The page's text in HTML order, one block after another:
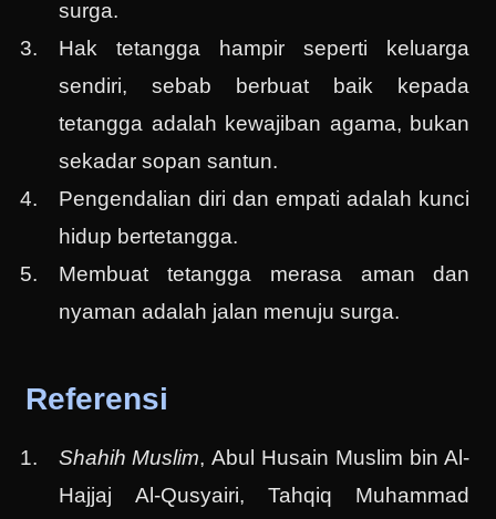
surga.
Hak tetangga hampir seperti keluarga
sendiri, sebab berbuat baik kepada
tetangga adalah kewajiban agama, bukan
sekadar sopan santun.
Pengendalian diri dan empati adalah kunci
hidup bertetangga.
Membuat tetangga merasa aman dan
nyaman adalah jalan menuju surga.
Referensi
Shahih Muslim, Abul Husain Muslim bin Al-
Hajjaj Al-Qusyairi, Tahqiq Muhammad